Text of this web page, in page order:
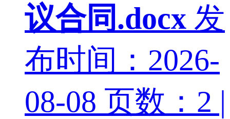
议合同.docx 发
布时间：2026-
08-08 页数：2 |